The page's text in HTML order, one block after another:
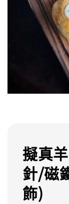
擬真
針/磁
飾)